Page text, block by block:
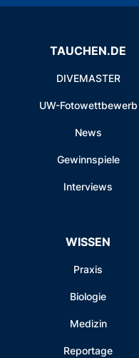
TAUCHEN.DE
DIVEMASTER
UW-Fotowettbewerb
News
Gewinnspiele
Interviews
WISSEN
Praxis
Biologie
Medizin
Reportage